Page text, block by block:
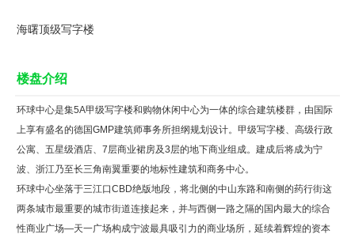
海曙顶级写字楼
楼盘介绍
环球中心是集5A甲级写字楼和购物休闲中心为一体的综合建筑楼群，由国际
上享有盛名的德国GMP建筑师事务所担纲规划设计。甲级写字楼、高级行政
公寓、五星级酒店、7层商业裙房及3层的地下商业组成。建成后将成为宁
波、浙江乃至长三角南翼重要的地标性建筑和商务中心。
环球中心坐落于三江口CBD绝版地段，将北侧的中山东路和南侧的药行街这
两条城市最重要的城市街道连接起来，并与西侧一路之隔的国内最大的综合
性商业广场—天一广场构成宁波最具吸引力的商业场所，延续着辉煌的资本